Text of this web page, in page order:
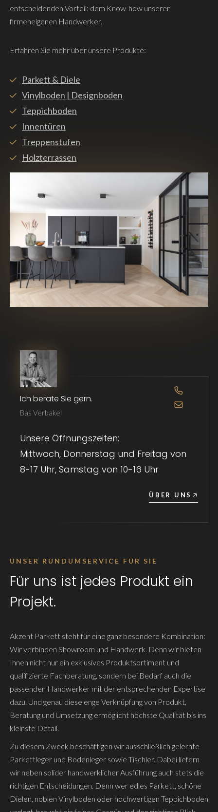
entscheidenden Vorteil: dem Know-how unserer
firmeneigenen Handwerker.
Erfahren Sie mehr über unsere Produkte:
Parkett & Diele
Vinylboden | Designboden
Teppichboden
Innentüren
Treppenstufen
Holzterrassen
Unsere Öffnungszeiten:
Mittwoch, Donnerstag und Freitag von
8-17 Uhr, Samstag von 10-16 Uhr
Ich berate Sie gern.
Bas Verbakel
OPEN DE
OPEN DE
ÜBER UNS
UNSER RUNDUMSERVICE FÜR SIE
Für uns ist jedes Produkt ein
Projekt.
Akzent Parkett steht für eine ganz besondere Kombination:
Wir verbinden Showroom und Handwerk. Denn wir bieten
Ihnen nicht nur ein exklusives Produktsortiment und
qualifizierte Fachberatung, sondern bei Bedarf auch die
passenden Handwerker mit der entsprechenden Expertise
dazu. Und genau diese enge Verknüpfung von Produkt,
Beratung und Umsetzung ermöglicht höchste Qualität bis ins
kleinste Detail.
Zu diesem Zweck beschäftigen wir ausschließlich gelernte
Parkettleger und Bodenleger sowie Tischler. Dabei liefern
wir neben solider handwerklicher Ausführung auch stets die
richtigen Entscheidungen. Denn wer edles Parkett, schöne
Dielen, noblen Vinylboden oder hochwertigen Teppichboden